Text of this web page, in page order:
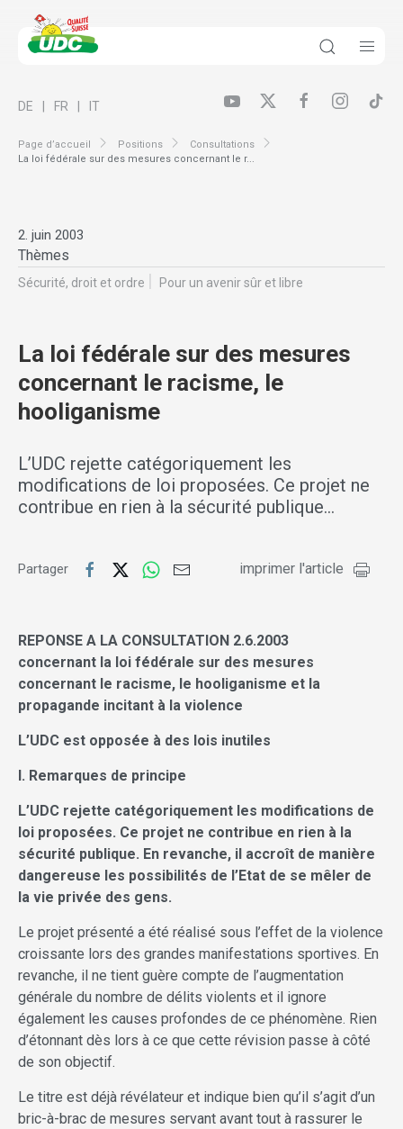
Page d’accueil Positions
Consultations
La loi fédérale sur des mesures concernant le r...
DE FR IT
2. juin 2003
Thèmes
Sécurité, droit et ordre Pour un avenir sûr et libre
La loi fédérale sur des mesures
concernant le racisme, le
hooliganisme
L’UDC rejette catégoriquement les
modifications de loi proposées. Ce projet ne
contribue en rien à la sécurité publique…
Partager imprimer l'article
REPONSE A LA CONSULTATION 2.6.2003
concernant la loi fédérale sur des mesures
concernant le racisme, le hooliganisme et la
propagande incitant à la violence
L’UDC est opposée à des lois inutiles
I. Remarques de principe
L’UDC rejette catégoriquement les modifications de
loi proposées. Ce projet ne contribue en rien à la
sécurité publique. En revanche, il accroît de manière
dangereuse les possibilités de l’Etat de se mêler de
la vie privée des gens.
Le projet présenté a été réalisé sous l’effet de la violence
croissante lors des grandes manifestations sportives. En
revanche, il ne tient guère compte de l’augmentation
générale du nombre de délits violents et il ignore
également les causes profondes de ce phénomène. Rien
d’étonnant dès lors à ce que cette révision passe à côté
de son objectif.
Le titre est déjà révélateur et indique bien qu’il s’agit d’un
bric-à-brac de mesures servant avant tout à rassurer le